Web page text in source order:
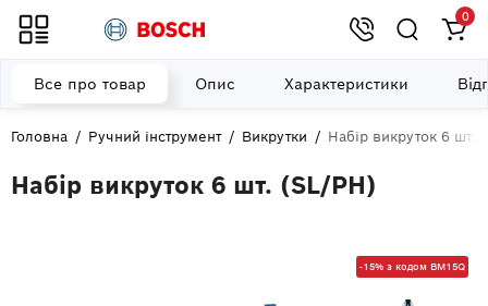
0
Головна Ручний інструмент Викрутки Набір викруток 6 шт.
Набір викруток 6 шт. (SL/PH)
Все про товар Опис Характеристики
-15% з кодом BM15Q